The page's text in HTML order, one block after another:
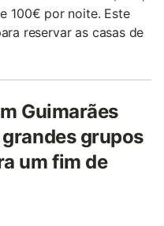
100€ por noite. Este
reservar as casas de
Guimarães
grupos
um fim de